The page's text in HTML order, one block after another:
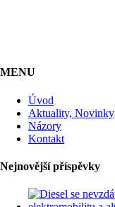
MENU
Úvod
Aktuality, Novinky
Názory
Kontakt
Nejnovější příspěvky